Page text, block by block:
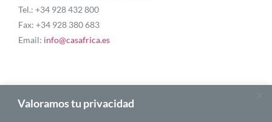
Valoramos tu privacidad
Tel.: +34 928 432 800
Fax: +34 928 380 683
Email: info@casafrica.es
Blog